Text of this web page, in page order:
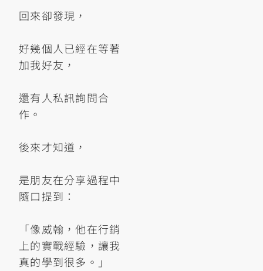
回來卻發現，
好幾個人已經在等著
加我好友，
還有人私訊詢問合
作。
後來才知道，
是朋友在分享過程中
隨口提到：
「像威翰，他在行銷
上的實戰經驗，讓我
真的學到很多。」